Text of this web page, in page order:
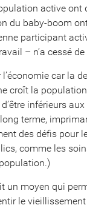
active ont
du baby-boom
participant
– n’a cessé
car la
croît la
inférieurs
terme,
des défis pour
comme les
un moyen qui
le